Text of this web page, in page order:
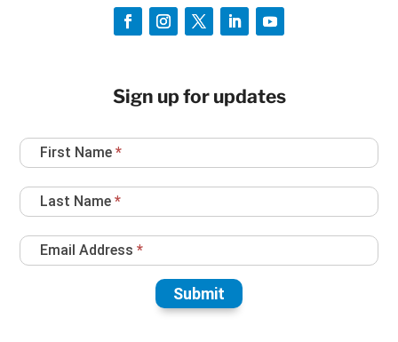
Sign up for updates
Newsletter
Sign
Up
First Name*
Last Name*
Email Address*
Submit